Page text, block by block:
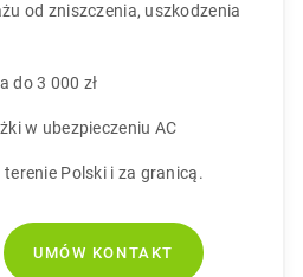
od zniszczenia, uszkodzenia
do 3 000 zł
w ubezpieczeniu AC
Polski i za granicą.
UMÓW KONTAKT